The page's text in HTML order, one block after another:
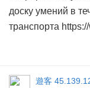
доску умений в
транспорта
遊客